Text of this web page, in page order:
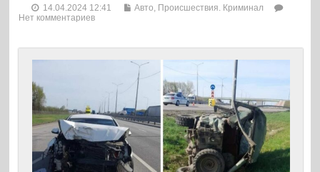
14.04.2024 12:41 Авто Происшествия. Криминал
Нет комментариев